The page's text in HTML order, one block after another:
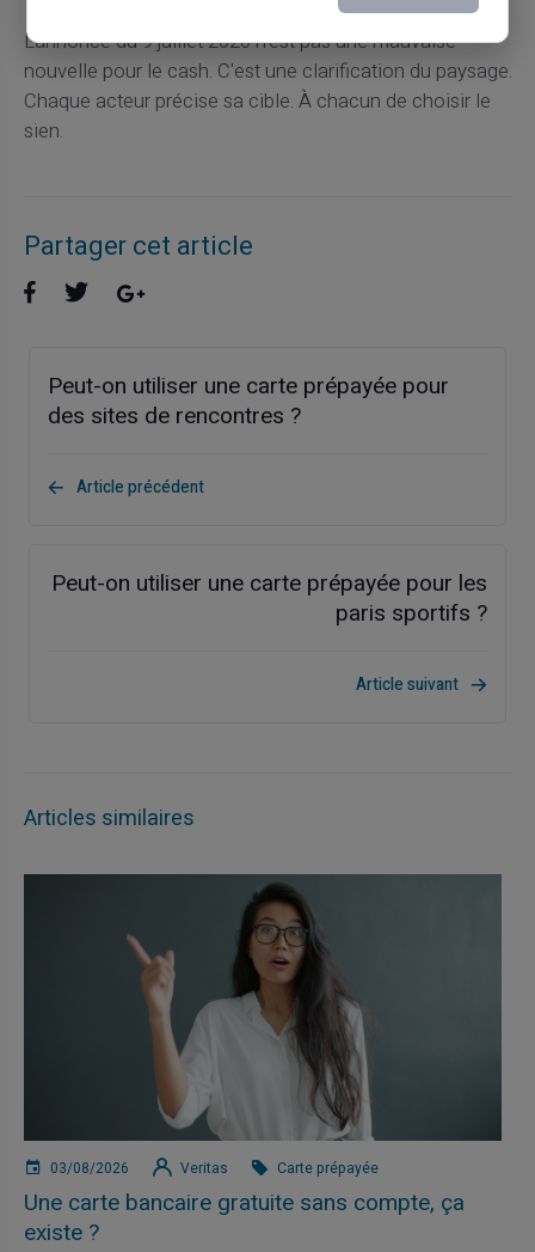
L'annonce du 9 juillet 2026 n'est pas une mauvaise
nouvelle pour le cash. C'est une clarification du paysage.
Chaque acteur précise sa cible. À chacun de choisir le
sien.
Partager cet article
Peut-on utiliser une carte prépayée pour
des sites de rencontres ?
Article précédent
Peut-on utiliser une carte prépayée pour les
paris sportifs ?
Article suivant
Articles similaires
03/08/2026 Veritas Carte prépayée
Une carte bancaire gratuite sans compte, ça
existe ?